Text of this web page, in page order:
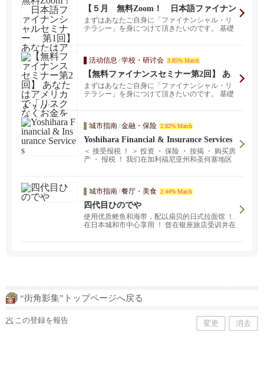
【５月 無料Zoom！ 日本語ファイナン
シャルセミナー 第1回】 あなたはアメ
リカで「リスクなくお金を増やす方法」
まずはあなたご自身に「ファイナンシャル・リ
テラシー」を身につけて頂きたいのです。 基礎
活动信息 /学校・研讨会 3.85% Match
【無料ファイナンスセミナー第2回】 あ
なたはアメリカで「リスクなくお金を増
やす方法」を知っていますか？
まずはあなたご自身に「ファイナンシャル・リ
テラシー」を身につけて頂きたいのです。 基礎
城市指南/金融・保险 2.82% Match
Yoshihara Financial & Insurance Services
＜ 接受报税 ！ ＞ 投资 ・ 保险 ・ 按揭 ・ 购买房
产 ・ 报税 ！ 我们在加利福尼亚州和圣何塞地区
及金钱的许多其他情况提供适当的建议。
城市指南/餐厅・美食 2.44% Match
四代目ひのでや
使用优质鲣鱼和海带，配以扇贝的日式拉面馆 ！
在日本城和市中心享用 ！ 曾在银座旅店受训并在
“街角影集”トップページへ戻る
この登録を報告 変更 消去